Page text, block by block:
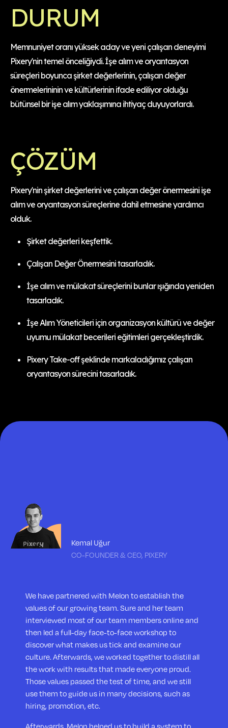
DURUM
Memnuniyet oranı yüksek aday ve yeni çalışan deneyimi
Pixery'nin temel önceliğiydi. İşe alım ve oryantasyon
süreçleri boyunca şirket değerlerinin, çalışan değer
önermelerininin ve kültürlerinin ifade ediliyor olduğu
bütünsel bir işe alım yaklaşımına ihtiyaç duyuyorlardı.
ÇÖZÜM
Pixery'nin şirket değerlerini ve çalışan değer önermesini işe
alım ve oryantasyon süreçlerine dahil etmesine yardımcı
olduk.
Şirket değerleri keşfettik.
Çalışan Değer Önermesini tasarladık.
İşe alım ve mülakat süreçlerini bunlar ışığında yeniden
tasarladık.
İşe Alım Yöneticileri için organizasyon kültürü ve değer
uyumu mülakat becerileri eğitimleri gerçekleştirdik.
Pixery Take-off şeklinde markaladığımız çalışan
oryantasyon sürecini tasarladık.
Kemal Uğur
CO-FOUNDER & CEO, PIXERY
We have partnered with Melon to establish the
values of our growing team. Sure and her team
interviewed most of our team members online and
then led a full-day face-to-face workshop to
discover what makes us tick and examine our
culture. Afterwards, we worked together to distill all
the work with results that made everyone proud.
Those values passed the test of time, and we still
use them to guide us in many decisions, such as
hiring, promotion, etc.